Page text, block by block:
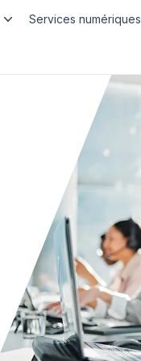
Services numériques